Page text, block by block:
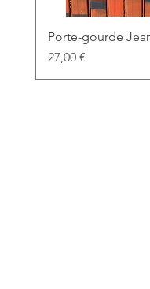
Porte-gourde
Prix
27,00 €